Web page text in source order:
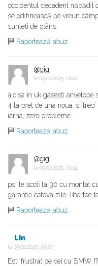
occidentul decadent năpădit
se odihnească pe vreun
sunteți de plâns.
Raportează abuz
@gigi
la 09.02.2025, 01:12
aicisa in uk gasesti
4 la pret de una noua. si
iarna, zero probleme.
Raportează abuz
@gigi
la 09.02.2025, 01:14
ps: le scoti la 30 cu montat
garantie cateva zile. libertee
Raportează abuz
Lin
la 09.02.2025, 09:25
Esti frustrat pe cei cu BMW